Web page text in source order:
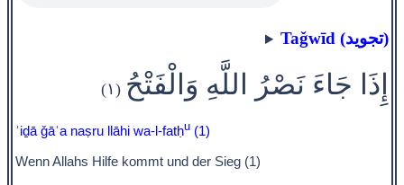
Taǧwīd (تجويد)
إِذَا جَاءَ نَصْرُ اللَّهِ وَالْفَتْحُ (١)
ʾiḏā ǧāʾa naṣru llāhi wa-l-fatḥu (1)
Wenn Allahs Hilfe kommt und der Sieg (1)